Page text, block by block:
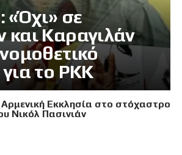
«Όχι» σε
και Καραγιλάν
το PKK
Εκκλησία στο στόχαστρο
Νικόλ Πασινιάν